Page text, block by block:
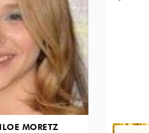
MORETZ